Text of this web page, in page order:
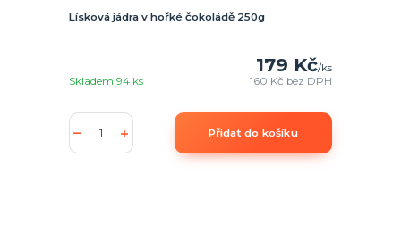
Lísková jádra v hořké čokoládě 250g
179 Kč/ks
160 Kč bez DPH
Skladem 94 ks
Přidat do košíku